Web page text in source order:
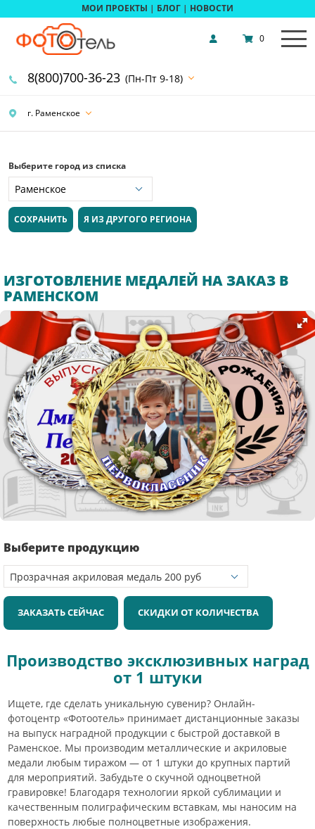
МОИ ПРОЕКТЫ | БЛОГ | НОВОСТИ
г. Раменское
8(800)700-36-23 (Пн-Пт 9-18)
0
Выберите город из списка
СОХРАНИТЬ Я ИЗ ДРУГОГО РЕГИОНА
ИЗГОТОВЛЕНИЕ МЕДАЛЕЙ НА ЗАКАЗ В
РАМЕНСКОМ
Выберите продукцию
ЗАКАЗАТЬ СЕЙЧАС СКИДКИ ОТ КОЛИЧЕСТВА
Производство эксклюзивных наград
от 1 штуки
Ищете, где сделать уникальную сувенир? Онлайн-
фотоцентр «Фотоотель» принимает дистанционные заказы
на выпуск наградной продукции с быстрой доставкой в
Раменское. Мы производим металлические и акриловые
медали любым тиражом — от 1 штуки до крупных партий
для мероприятий. Забудьте о скучной одноцветной
гравировке! Благодаря технологии яркой сублимации и
качественным полиграфическим вставкам, мы наносим на
поверхность любые полноцветные изображения.